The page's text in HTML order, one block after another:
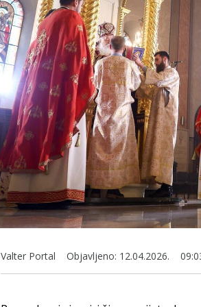
Valter Portal Objavljeno: 12.04.2026.